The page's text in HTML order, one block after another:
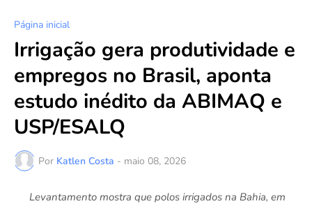
Página inicial
Irrigação gera produtividade e
empregos no Brasil, aponta
estudo inédito da ABIMAQ e
USP/ESALQ
Por Katlen Costa - maio 08, 2026
Levantamento mostra que polos irrigados na Bahia, em